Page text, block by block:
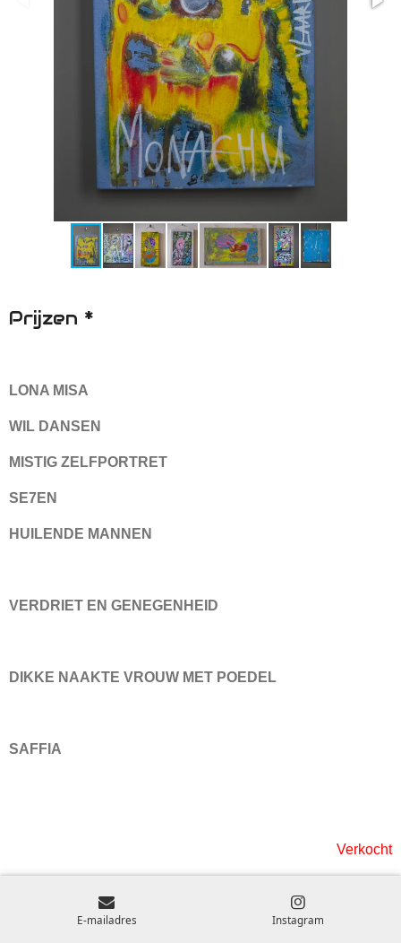
Prijzen *
LONA MISA
WIL DANSEN
MISTIG ZELFPORTRET
SE7EN
HUILENDE MANNEN
VERDRIET EN GENEGENHEID
DIKKE NAAKTE VROUW MET POEDEL
SAFFIA
Verkocht
E-mailadres Instagram